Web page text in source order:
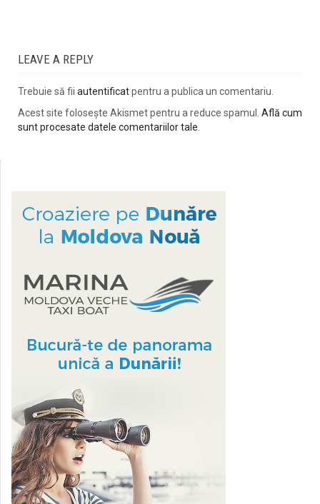
LEAVE A REPLY
Trebuie să fii autentificatpentru a publica un comentariu.
Acest site folosește Akismet pentru a reduce spamul. Află cum
sunt procesate datele comentariilor tale